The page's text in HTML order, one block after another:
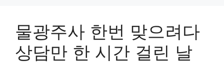
물광주사 한번 맞으려다
상담만 한 시간 걸린 날